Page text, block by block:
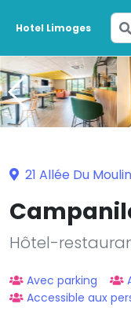
Hotel Limoges
21 Allée Du
Hôtel-
Avec parking
Accessible aux